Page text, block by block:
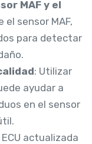
MAF y el
el sensor MAF,
para detectar
: Utilizar
ayudar a
en el sensor
actualizada